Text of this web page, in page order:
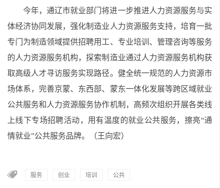
今年，通辽市就业部门将进一步推进人力资源服务与实
体经济协同发展，强化制造业人力资源服务支持，培育一批
专门为制造领域提供招聘用工、专业培训、管理咨询等服务
的人力资源服务机构，探索制造业通过人力资源服务机构获
取高级人才寻访服务实现路径。健全统一规范的人力资源市
场体系，完善京蒙、东西部、蒙东一体化发展等跨区域就业
公共服务和人力资源服务协作机制，高频次组织开展各类线
上线下专场招聘活动，用有温度的就业公共服务，擦亮“通
情就业”公共服务品牌。（王向宏）
服务 创业 培训 公共